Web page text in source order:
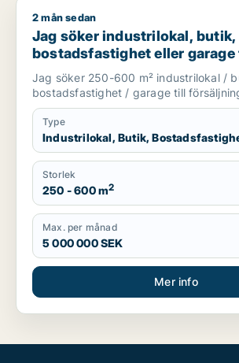
Jag söker industrilokal, butik,
2 mån sedan
Jag söker industrilokal, butik,
bostadsfastighet eller
Skåne
Jag söker 250-600 m² industrilokal /
bostadsfastighet / garage till
Type
Industrilokal, Butik,
Storlek
250 - 600 m2
Max. per månad
5 000 000 SEK
Mer info